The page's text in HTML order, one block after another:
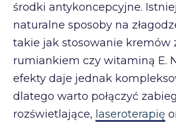
środki antykoncepcyjne.
naturalne sposoby na
takie jak stosowanie kremów
rumiankiem czy witaminą E.
efekty daje jednak
dlatego warto połączyć
rozświetlające, laseroterapię